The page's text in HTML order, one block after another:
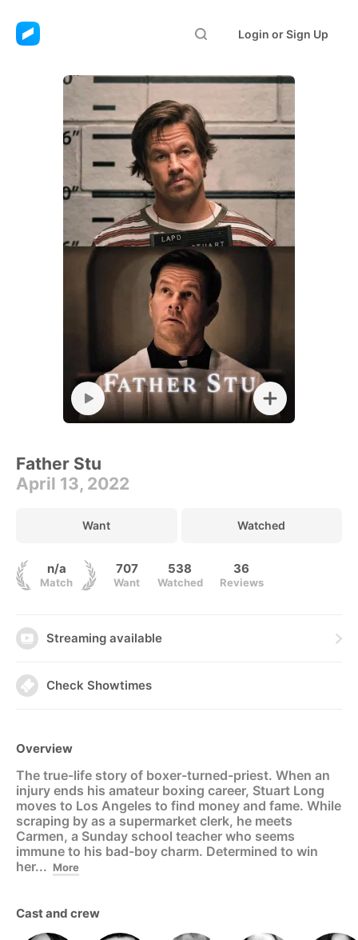
Login or Sign Up
Father Stu
Father Stu
April 13, 2022
Want Watched
n/a
Match
707
Want
538
Watched
36
Reviews
Streaming available
Check Showtimes
Overview
The true-life story of boxer-turned-priest. When an
injury ends his amateur boxing career, Stuart Long
moves to Los Angeles to find money and fame. While
scraping by as a supermarket clerk, he meets
Carmen, a Sunday school teacher who seems
immune to his bad-boy charm. Determined to win
her... More
Cast and crew